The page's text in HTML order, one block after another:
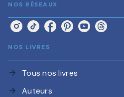
NOS RÉSEAUX
NOS LIVRES
arrow_forward Tous nos livres
arrow_forward Auteurs